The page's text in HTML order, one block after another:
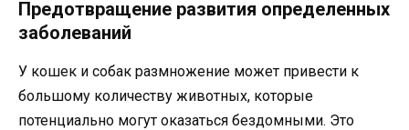
Предотвращение развития определенных
заболеваний
У кошек и собак размножение может привести к
большому количеству животных, которые
потенциально могут оказаться бездомными. Это